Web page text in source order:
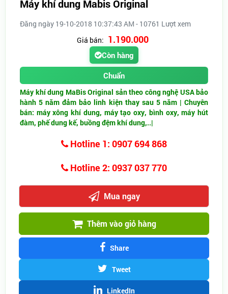
Máy khí dung Mabis Original
Đăng ngày 19-10-2018 10:37:43 AM - 10761 Lượt xem
Giá bán: 1.190.000
Còn hàng
Chuẩn
Máy khí dung MaBis Original sản theo công nghệ USA bảo
hành 5 năm đảm bảo linh kiện thay sau 5 năm | Chuyên
bán: máy xông khí dung, máy tạo oxy, bình oxy, máy hút
đàm, phế dung kế, buồng đệm khí dung,..|
Hotline 1: 0907 694 868
Hotline 2: 0937 037 770
Mua ngay
Thêm vào giỏ hàng
Share
Tweet
LinkedIn